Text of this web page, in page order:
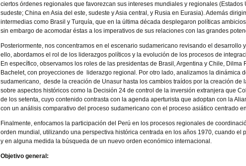
ciertos órdenes regionales que favorezcan sus intereses mundiales y regionales (Estados
sudeste; China en Asia del este, sudeste y Asia central, y Rusia en Eurasia). Además
intermedias como Brasil y Turquía, que en la última década desplegaron políticas
sin embargo de acomodar éstas a los imperativos de sus relaciones con las grandes
Posteriormente, nos concentramos en el escenario sudamericano revisando el desarrollo
ello, abordamos el rol de los liderazgos políticos y la evolución de los procesos de
En específico, observamos los roles de las presidentas de Brasil, Argentina y Chile, Dilma
Bachelet, con proyecciones de liderazgo regional. Por otro lado, analizamos la dinámica
sudamericano, desde la creación de Unasur hasta los cambios traídos por la creación de
sobre aspectos históricos como la Decisión 24 de control de la inversión extranjera que
de los setenta, cuyo contenido contrasta con la agenda aperturista que adoptan con la
con un análisis comparativo del proceso sudamericano con el proceso asiático centrado
Finalmente, enfocamos la participación del Perú en los procesos regionales de
orden mundial, utilizando una perspectiva histórica centrada en los años 1970, cuando el
y en alguna medida la búsqueda de un nuevo orden económico internacional.
Objetivo general: